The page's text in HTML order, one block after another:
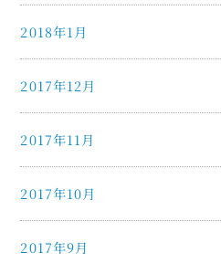
2018年1月
2017年12月
2017年11月
2017年10月
2017年9月